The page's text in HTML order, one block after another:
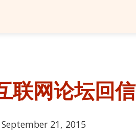
联网论坛回信
September 21, 2015